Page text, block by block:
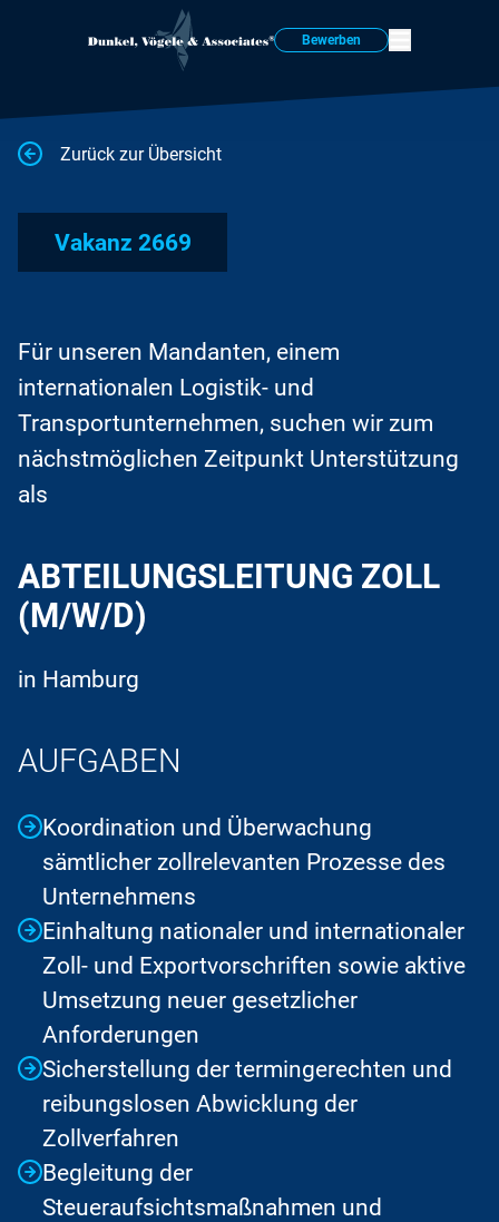
Bewerben
Zurück zur Übersicht
Vakanz 2669
Für unseren Mandanten, einem
internationalen Logistik- und
Transportunternehmen, suchen wir zum
nächstmöglichen Zeitpunkt Unterstützung
als
ABTEILUNGSLEITUNG ZOLL
(M/W/D)
in Hamburg
AUFGABEN
Koordination und Überwachung
sämtlicher zollrelevanten Prozesse des
Unternehmens
Einhaltung nationaler und internationaler
Zoll- und Exportvorschriften sowie aktive
Umsetzung neuer gesetzlicher
Anforderungen
Sicherstellung der termingerechten und
reibungslosen Abwicklung der
Zollverfahren
Begleitung der
Steueraufsichtsmaßnahmen und